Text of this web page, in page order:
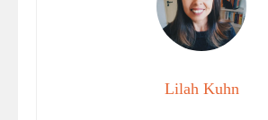
Lilah Kuhn